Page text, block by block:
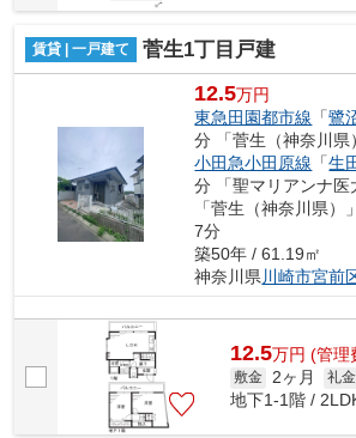
賃貸 | 一戸建て 菅生1丁目戸建
12.5万円
東急田園都市線 「鷺
分 「菅生（神奈川県
小田急小田原線 「生
分 「聖マリアンナ
「菅生（神奈川県
7分
築50年 / 61.19㎡
神奈川県 川崎市宮前
12.5万円 (管理
敷金 2ヶ月 礼金
地下1-1階 /